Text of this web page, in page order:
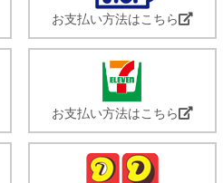
お支払い方法はこちら
お支払い方法はこちら